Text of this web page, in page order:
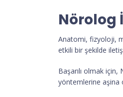
Nörolog
Anatomi, fizyoloji,
etkili bir şekilde
Başarılı olmak
yöntemlerine aşina